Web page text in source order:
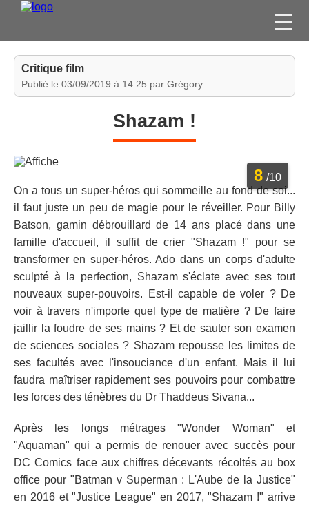
FILMS
ESPACE
MEMBRE
Critique film
Publié le 03/09/2019 à 14:25 par Grégory
Shazam !
8 /10
On a tous un super-héros qui sommeille au fond de soi...
il faut juste un peu de magie pour le réveiller. Pour Billy
Batson, gamin débrouillard de 14 ans placé dans une
famille d'accueil, il suffit de crier "Shazam !" pour se
transformer en super-héros. Ado dans un corps d'adulte
sculpté à la perfection, Shazam s'éclate avec ses tout
nouveaux super-pouvoirs. Est-il capable de voler ? De
voir à travers n'importe quel type de matière ? De faire
jaillir la foudre de ses mains ? Et de sauter son examen
de sciences sociales ? Shazam repousse les limites de
ses facultés avec l'insouciance d'un enfant. Mais il lui
faudra maîtriser rapidement ses pouvoirs pour combattre
les forces des ténèbres du Dr Thaddeus Sivana...
Après les longs métrages "Wonder Woman" et
"Aquaman" qui a permis de renouer avec succès pour
DC Comics face aux chiffres décevants récoltés au box
office pour "Batman v Superman : L'Aube de la Justice"
en 2016 et "Justice League" en 2017, "Shazam !" arrive